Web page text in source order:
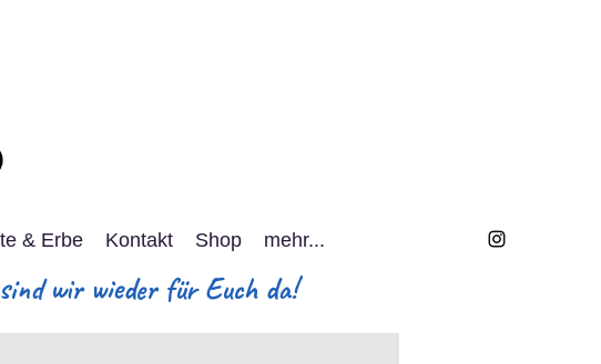
& Erbe Kontakt Shop mehr...
wir wieder für Euch da!